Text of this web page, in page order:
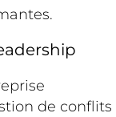
de conflits